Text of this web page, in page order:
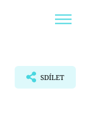
SDÍLET